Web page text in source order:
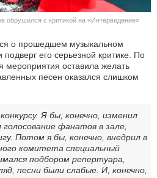
БИЗНЕС
И МОТО
ЭГОИЗМ
с критикой на «Интервидение»
о прошедшем музыкальном
его серьезной критике. По
мероприятия оставила желать
песен оказался слишком
Я бы, конечно, изменил
фанатов в зале,
Потом я бы, конечно, внедрил в
комитета специальный
подбором репертуара,
песни были слабые. И, конечно,